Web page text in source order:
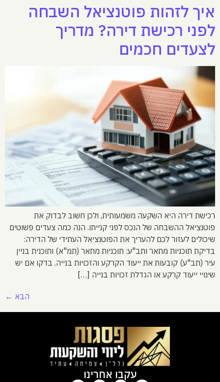
איך לזהות פוטנציאל השבחה
לפני רכישת דירה? מדריך
לצעדים חכמים
רכישת דירה היא השקעה משמעותית, ולכן חשוב לבדוק את
פוטנציאל ההשבחה של הנכס לפני קנייתו. הנה כמה צעדים פשוטים
שיכולים לעזור לכם להעריך את הפוטנציאל העתידי של הדירה:
בדיקת תוכניות מתאר ותב"ע: תוכניות מתאר (תמ"א) ותוכנית בניין
עיר (תב"ע) קובעות את ייעוד הקרקע והזכויות בנייה. בדקו אם יש
שינויי ייעוד קרקע או הגדלת זכויות בנייה […]
הבא ←
עקבו אחרינו